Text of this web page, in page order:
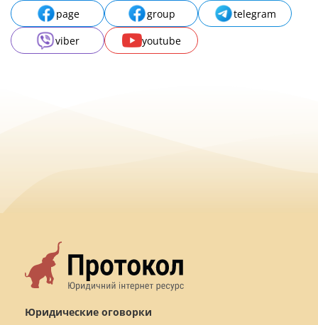
page group
telegram
viber
youtube
Юридические оговорки